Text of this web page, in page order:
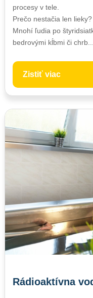
procesy v tele.
Prečo nestačia len lieky?
Mnohí ľudia po
bedrovými kĺbmi či chrb...
Zistiť viac
Rádioaktívna